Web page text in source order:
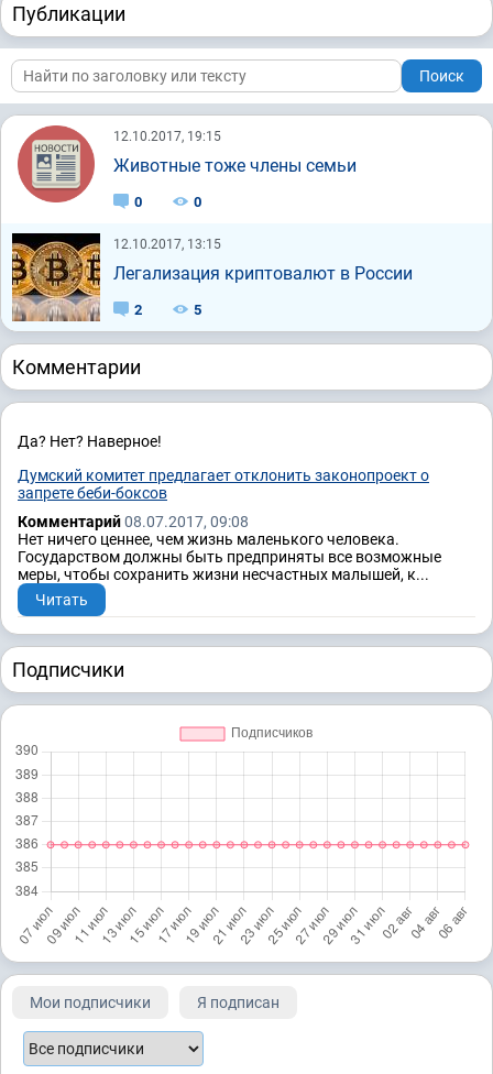
Публикации
Поиск
12.10.2017, 19:15
Животные тоже члены семьи
0 0
12.10.2017, 13:15
Легализация криптовалют в России
2 5
Комментарии
Да? Нет? Наверное!
Думский комитет предлагает отклонить законопроект о
запрете беби-боксов
Комментарий08.07.2017, 09:08
Нет ничего ценнее, чем жизнь маленького человека.
Государством должны быть предприняты все возможные
меры, чтобы сохранить жизни несчастных малышей, к...
Читать
Подписчики
Мои подписчики Я подписан